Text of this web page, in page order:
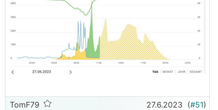
TomF79 27.6.2023 (#51)